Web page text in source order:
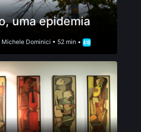
uma epidemia
Michele Dominici • 52 min •